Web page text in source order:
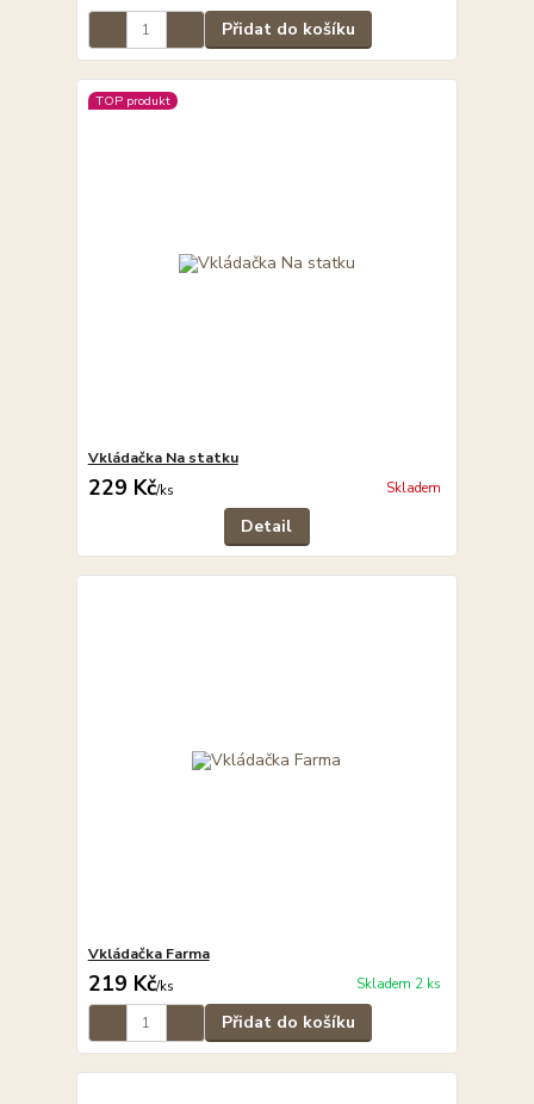
Přidat do košíku
TOP produkt
Vkládačka Na statku
229 Kč/ks Skladem
Detail
Vkládačka Farma
219 Kč/ks Skladem 2 ks
Přidat do košíku